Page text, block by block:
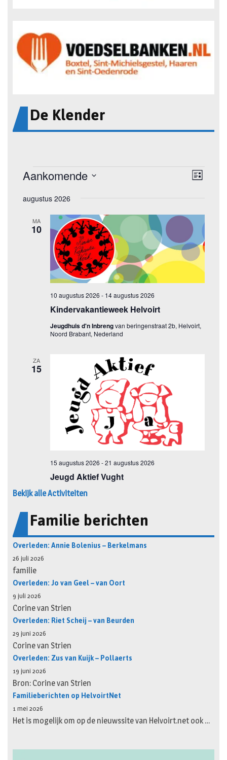
De Klender
Bekijk alle Activiteiten
Familie berichten
Overleden: Annie Bolenius – Berkelmans
26 juli 2026
familie
Overleden: Jo van Geel – van Oort
9 juli 2026
Corine van Strien
Overleden: Riet Scheij – van Beurden
29 juni 2026
Corine van Strien
Overleden: Zus van Kuijk – Pollaerts
19 juni 2026
Bron: Corine van Strien
Familieberichten op HelvoirtNet
1 mei 2026
Het is mogelijk om op de nieuwssite van Helvoirt.net ook …